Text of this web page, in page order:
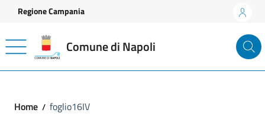
Vai ai contenuti
Vai al footer
Regione Campania
Comune di Napoli
Home foglio16IV